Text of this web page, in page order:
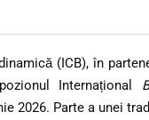
(ICB), în
Internațional
2026. Parte a unei